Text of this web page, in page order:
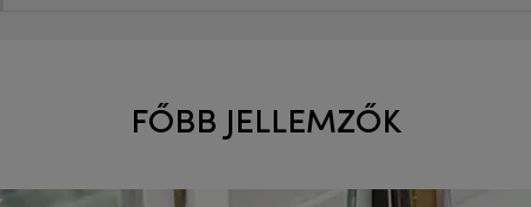
FŐBB JELLEMZŐK